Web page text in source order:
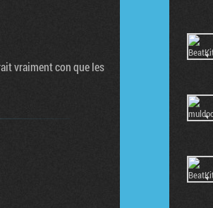
vraiment con que les